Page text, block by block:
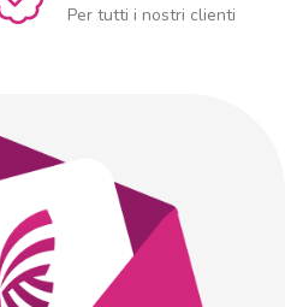
Per tutti i nostri clienti